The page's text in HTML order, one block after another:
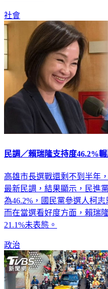
社會
民調／賴瑞隆支持度46.2%
高雄市長選戰還剩不到半年
最新民調，結果顯示，民進
為46.2%，國民黨參選人柯志
而在當選看好度方面，賴瑞
21.1%未表態。
政治